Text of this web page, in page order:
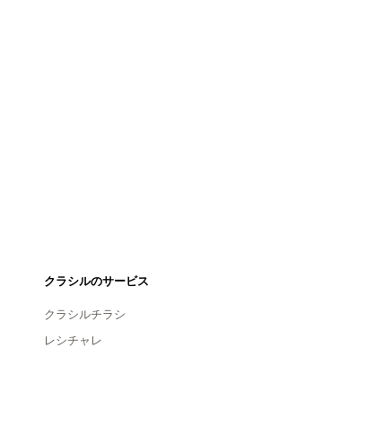
クラシルのサービス
クラシルチラシ
レシチャレ